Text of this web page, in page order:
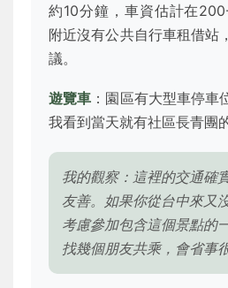
約10分鐘，車資估計在
附近沒有公共自行車租借站
議。
遊覽車 ：園區有大型車停車
我看到當天就有社區長青團
我的觀察：這裡的交通確
友善。如果你從台中來又
考慮參加包含這個景點的
找幾個朋友共乘，會省事很